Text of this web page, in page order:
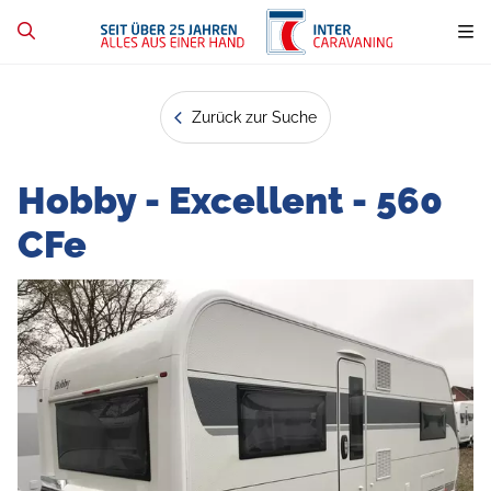
Zurück zur Suche
Hobby - Excellent - 560
CFe